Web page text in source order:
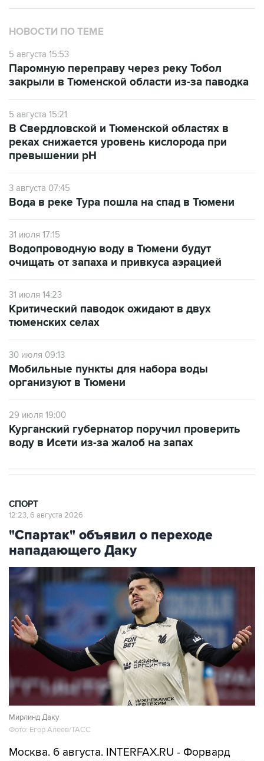
НОВОСТИ ПО ТЕМЕ
5 августа 15:53
Паромную переправу через реку Тобол
закрыли в Тюменской области из-за паводка
5 августа 15:21
В Свердловской и Тюменской областях в
реках снижается уровень кислорода при
превышении рН
3 августа 07:45
Вода в реке Тура пошла на спад в Тюмени
31 июля 17:15
Водопроводную воду в Тюмени будут
очищать от запаха и привкуса аэрацией
31 июля 14:23
Критический паводок ожидают в двух
тюменских селах
30 июля 09:13
Мобильные пункты для набора воды
организуют в Тюмени
29 июля 19:00
Курганский губернатор поручил проверить
воду в Исети из-за жалоб на запах
СПОРТ
12:23, 6 августа 2026
"Спартак" объявил о переходе
нападающего Даку
Мирлинд Даку
Фото: Егор Алеев/ТАСС
Москва. 6 августа. INTERFAX.RU - Форвард